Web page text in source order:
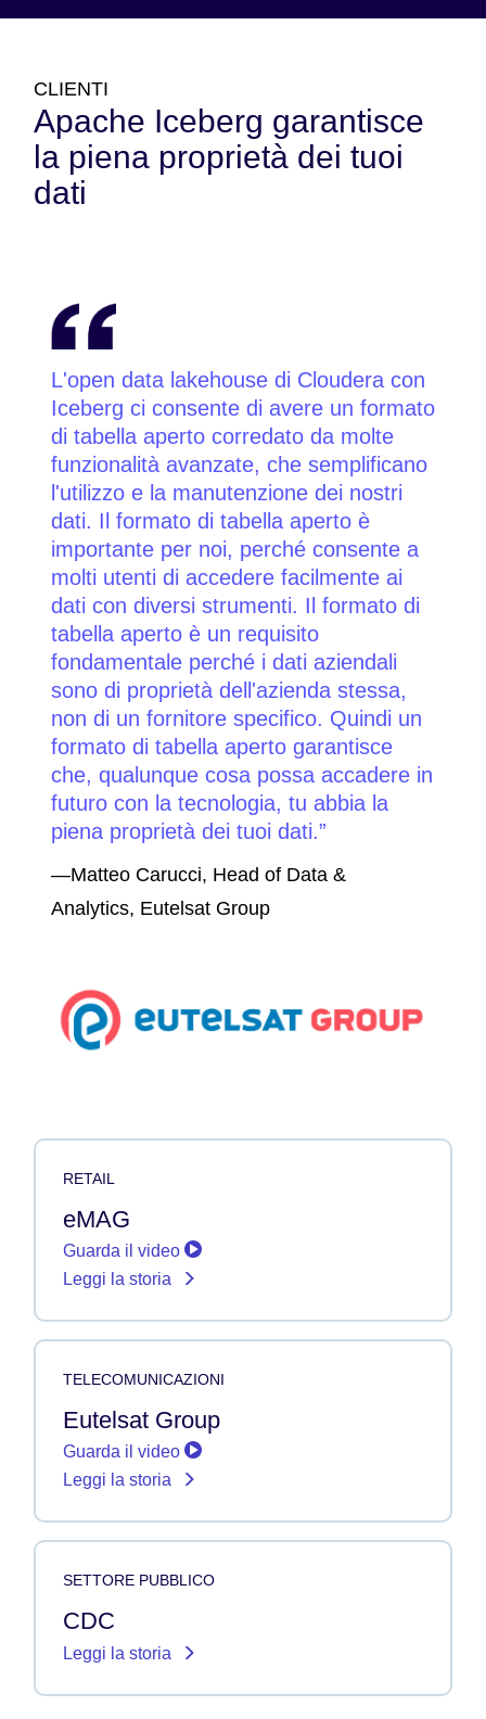
CLIENTI
Apache Iceberg garantisce
la piena proprietà dei tuoi
dati
L'open data lakehouse di Cloudera con
Iceberg ci consente di avere un formato
di tabella aperto corredato da molte
funzionalità avanzate, che semplificano
l'utilizzo e la manutenzione dei nostri
dati. Il formato di tabella aperto è
importante per noi, perché consente a
molti utenti di accedere facilmente ai
dati con diversi strumenti. Il formato di
tabella aperto è un requisito
fondamentale perché i dati aziendali
sono di proprietà dell'azienda stessa,
non di un fornitore specifico. Quindi un
formato di tabella aperto garantisce
che, qualunque cosa possa accadere in
futuro con la tecnologia, tu abbia la
piena proprietà dei tuoi dati.
—Matteo Carucci, Head of Data &
Analytics, Eutelsat Group
RETAIL
eMAG
Guarda il video
Leggi la storia
TELECOMUNICAZIONI
Eutelsat Group
Guarda il video
Leggi la storia
SETTORE PUBBLICO
CDC
Leggi la storia